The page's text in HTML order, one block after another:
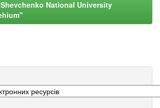
National University